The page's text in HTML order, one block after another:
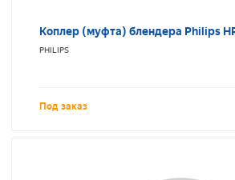
Коплер (муфта) блендера Philips
PHILIPS
Под заказ